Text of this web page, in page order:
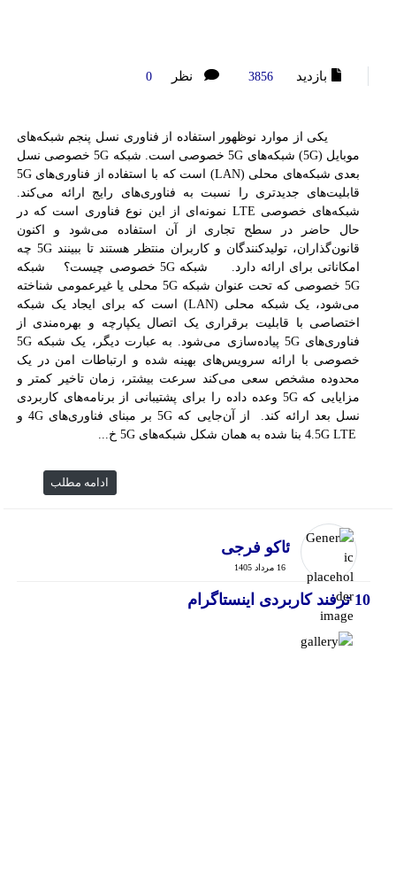
بازدید 3856 نظر 0
یکی از موارد نوظهور استفاده از فناوری نسل پنجم شبکه‌های
موبایل (5G) شبکه‌های 5G خصوصی است. شبکه 5G خصوصی نسل
بعدی شبکه‌های محلی (LAN) است که با استفاده از فناوری‌های 5G
قابلیت‌های جدیدتری را نسبت به فناوری‌های رایج ارائه می‌کند.
شبکه‌های خصوصی LTE نمونه‌ای از این نوع فناوری است که در
حال حاضر در سطح تجاری از آن استفاده می‌شود و اکنون
قانون‌گذاران، تولیدکنندگان و کاربران منتظر هستند تا ببینند 5G چه
امکاناتی برای ارائه دارد. شبکه 5G خصوصی چیست؟ شبکه
5G خصوصی که تحت عنوان شبکه 5G محلی یا غیرعمومی‌ شناخته
می‌شود، یک شبکه محلی (LAN) است که برای ایجاد یک شبکه
اختصاصی با قابلیت برقراری یک اتصال یکپارچه و بهره‌مندی از
فناوری‌های 5G پیاده‌سازی می‌شود. به عبارت دیگر، یک شبکه 5G
خصوصی با ارائه سرویس‌های بهینه شده و ارتباطات امن در یک
محدوده مشخص سعی می‌کند سرعت بیشتر، زمان تاخیر کمتر و
مزایایی که 5G وعده داده را برای پشتیبانی از برنامه‌های کاربردی
نسل بعد ارائه کند. از آن‌جایی که 5G بر مبنای فناوری‌های 4G و
ادامه مطلب
ئاکو فرجی
16 مرداد 1405
10 ترفند کاربردی اینستاگرام